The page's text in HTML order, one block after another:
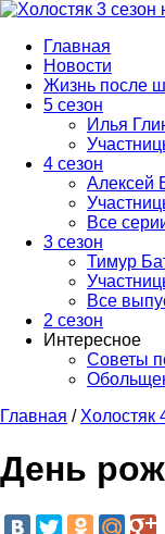
Главная
Новости
Жизнь после
5 сезон
Илья
4 сезон
Алексей
Все
3 сезон
Тимур
Все
2 сезон
Интересное
Советы
Главная / Холостяк
День